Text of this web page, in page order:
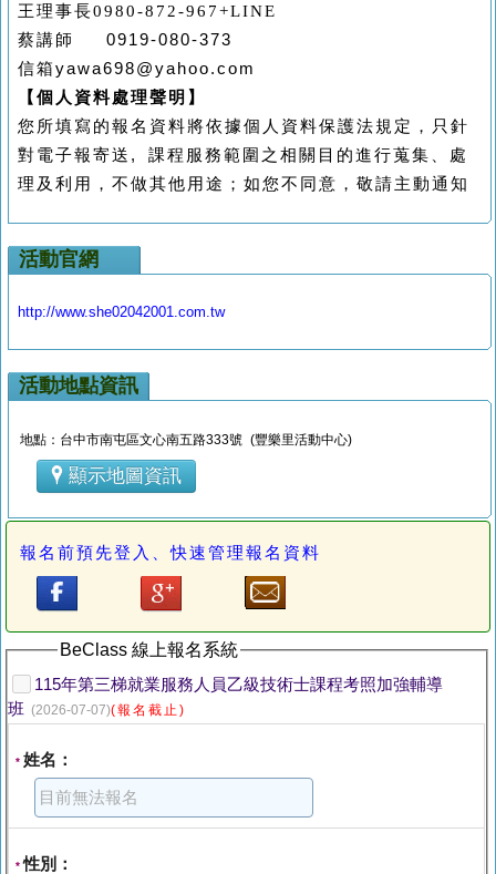
王理事長0980-872-967+LINE
蔡講師 0919-080-373
信箱yawa698@yahoo.com
【個人資料處理聲明】
您所填寫的報名資料將依據個人資料保護法規定，只針
對電子報寄送 , 課程服務範圍之相關目的進行蒐集、處
理及利用，不做其他用途；如您不同意，敬請主動通知
活動官網
http://www.she02042001.com.tw
活動地點資訊
地點：台中市南屯區文心南五路333號 (豐樂里活動中心)
顯示地圖資訊
報名前預先登入、快速管理報名資料
BeClass 線上報名系統
115年第三梯就業服務人員乙級技術士課程考照加強輔導
班 (2026-07-07)(報名截止)
* 姓名：
*性別：